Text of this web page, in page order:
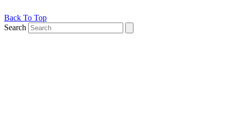
Back To Top
Search